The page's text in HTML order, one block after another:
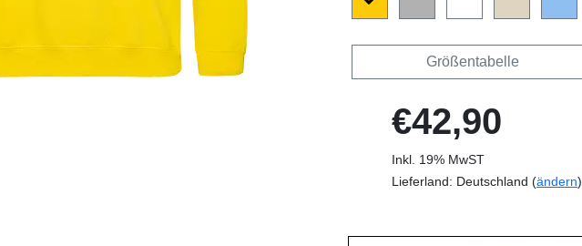
Größentabelle
€42,90
Inkl. 19% MwST
Lieferland: Deutschland (ändern)